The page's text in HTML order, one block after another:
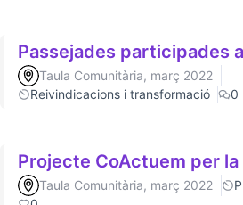
Passejades participades
Taula Comunitària, març 2022
Reivindicacions i transformació
0
Projecte CoActuem per
Taula Comunitària, març 2022